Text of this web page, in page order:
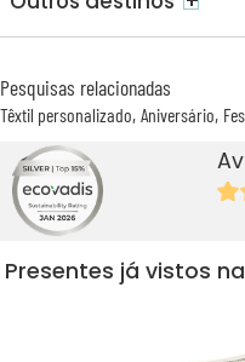
Pesquisas relacionadas
Têxtil personalizado Aniversário
Presentes já vistos